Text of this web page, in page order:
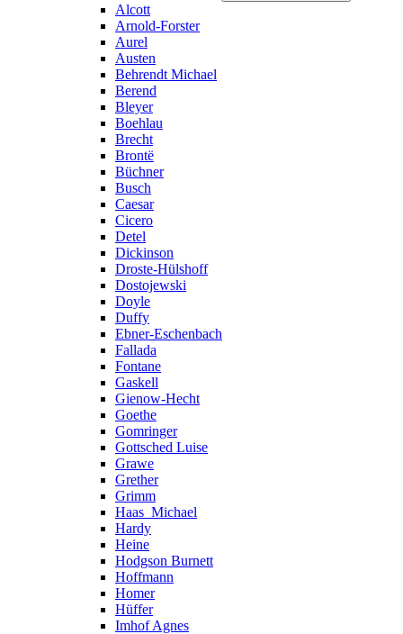
Alcott
Arnold-Forster
Aurel
Austen
Behrendt Michael
Berend
Bleyer
Boehlau
Brecht
Brontë
Büchner
Busch
Caesar
Cicero
Detel
Dickinson
Droste-Hülshoff
Dostojewski
Doyle
Duffy
Ebner-Eschenbach
Fallada
Fontane
Gaskell
Gienow-Hecht
Goethe
Gomringer
Gottsched Luise
Grawe
Grether
Grimm
Haas_Michael
Hardy
Heine
Hodgson Burnett
Hoffmann
Homer
Hüffer
Imhof Agnes